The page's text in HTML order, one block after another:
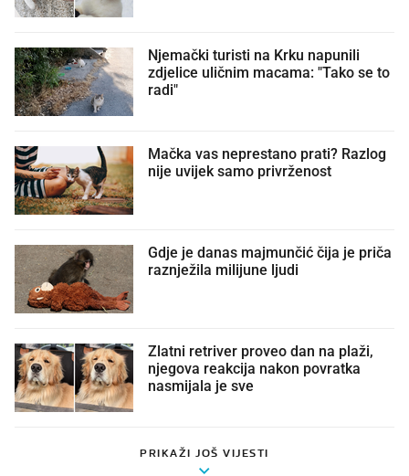
Njemački turisti na Krku napunili
zdjelice uličnim macama: "Tako se to
radi"
Mačka vas neprestano prati? Razlog
nije uvijek samo privrženost
Gdje je danas majmunčić čija je priča
raznježila milijune ljudi
Zlatni retriver proveo dan na plaži,
njegova reakcija nakon povratka
nasmijala je sve
PRIKAŽI JOŠ VIJESTI